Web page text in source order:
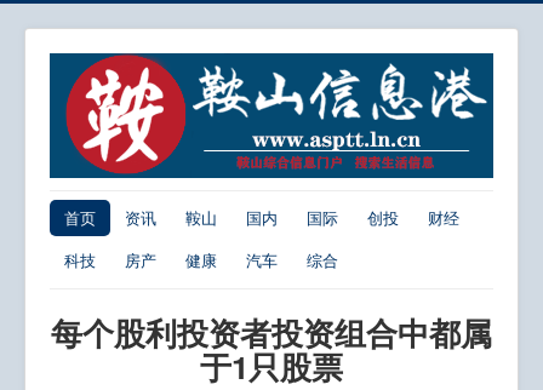
首页 资讯 鞍山 国内 国际 创投
财经
科技
房产 健康 汽车 综合
每个股利投资者投资组合中都属
于1只股票